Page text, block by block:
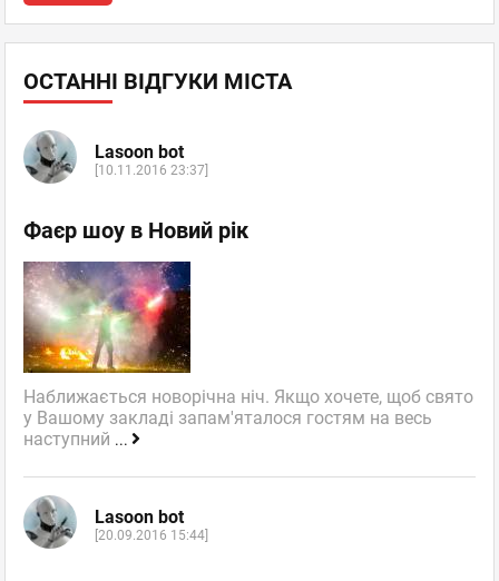
ОСТАННІ ВІДГУКИ МІСТА
Lasoon bot
[10.11.2016 23:37]
Фаєр шоу в Новий рік
Наближається новорічна ніч. Якщо хочете, щоб свято
у Вашому закладі запам'яталося гостям на весь
наступний ...
Lasoon bot
[20.09.2016 15:44]